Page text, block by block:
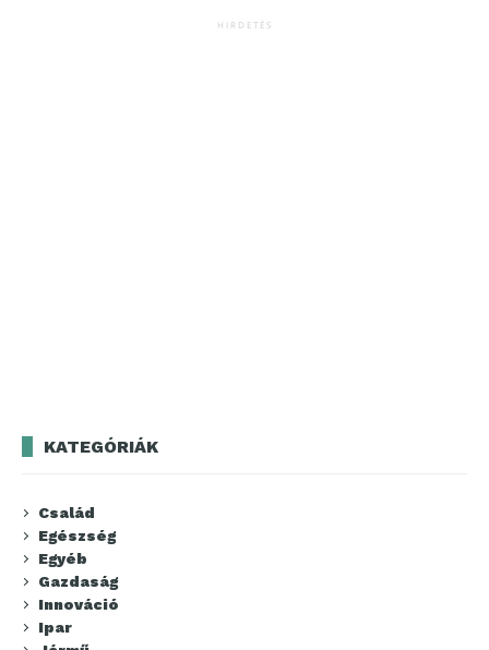
HIRDETÉS
KATEGÓRIÁK
Család
Egészség
Egyéb
Gazdaság
Innováció
Ipar